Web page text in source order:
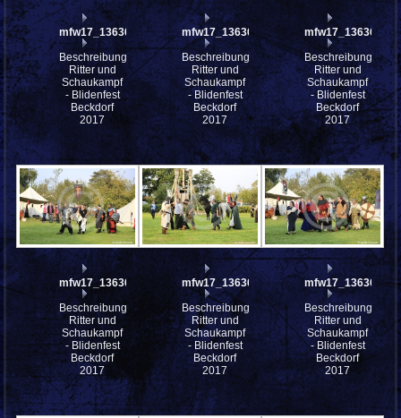
mfw17_136369
Beschreibung:
Ritter und
Schaukampf
- Blidenfest
Beckdorf
2017
mfw17_136368
Beschreibung:
Ritter und
Schaukampf
- Blidenfest
Beckdorf
2017
mfw17_136366
Beschreibung:
Ritter und
Schaukampf
- Blidenfest
Beckdorf
2017
mfw17_136365
Beschreibung:
Ritter und
Schaukampf
- Blidenfest
Beckdorf
2017
mfw17_136364
Beschreibung:
Ritter und
Schaukampf
- Blidenfest
Beckdorf
2017
mfw17_136362
Beschreibung:
Ritter und
Schaukampf
- Blidenfest
Beckdorf
2017